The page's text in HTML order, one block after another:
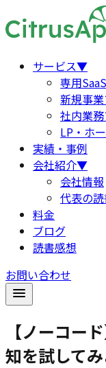
サービス▼
専用
新規事
社内業
LP・ホ
実績・事例
会社紹介▼
会社情報
代表の
料金
ブログ
読書感想
お問い合わせ
【ノーコ
知を試してみ